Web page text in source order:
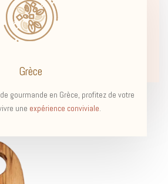
Grèce
gourmande en Grèce, profitez de votre
une expérience conviviale.